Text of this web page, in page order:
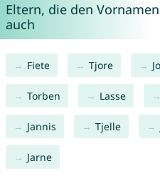
Eltern, die den
auch
Fiete Tjore
Torben Lasse
Jannis Tjelle
Jarne